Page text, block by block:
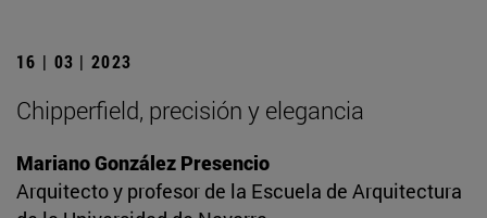
16 | 03 | 2023
Chipperfield, precisión y elegancia
Mariano González Presencio
Arquitecto y profesor de la Escuela de Arquitectura